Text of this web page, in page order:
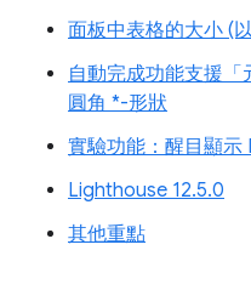
面板中表格的大小 (
自動完成功能支援「
圓角 *-形狀
實驗功能：醒目顯示
Lighthouse 12.5.0
其他重點